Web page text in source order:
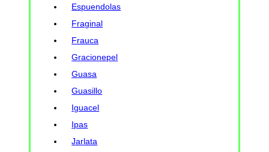
Espuendolas
Fraginal
Frauca
Gracionepel
Guasa
Guasillo
Iguacel
Ipas
Jarlata